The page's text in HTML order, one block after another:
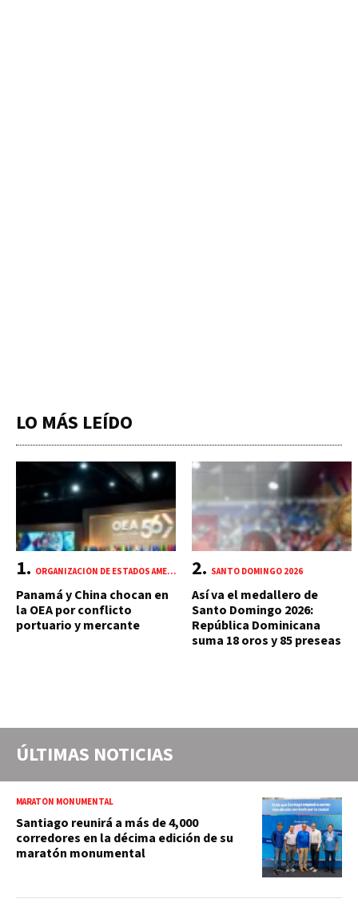
LO MÁS LEÍDO
ORGANIZACIÓN DE ESTADOS AMERICANOS (OEA)
Panamá y China chocan en
la OEA por conflicto
portuario y mercante
SANTO DOMINGO 2026
Así va el medallero de
Santo Domingo 2026:
República Dominicana
suma 18 oros y 85 preseas
ÚLTIMAS NOTICIAS
MARATÓN MONUMENTAL
Santiago reunirá a más de 4,000
corredores en la décima edición de su
maratón monumental